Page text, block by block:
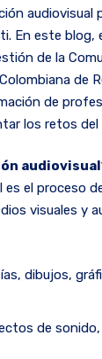
audiovisual
En este blog,
de la
de
de
los retos del
es el proceso
visuales y
dibujos,
de